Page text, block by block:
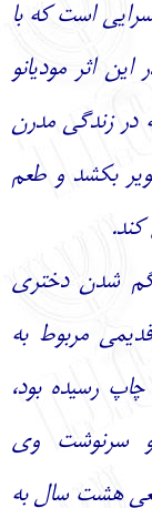
است که با
اثر مودیانو
در زندگی مدرن
بکشد و طعم
آگهی گم شدن دختری
مربوط به
دوم که در سال ۱۹۴۱ به چاپ رسیده بود،
و سرنوشت وی
هشت سال به